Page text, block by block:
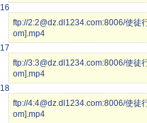
16
ftp://2:2@dz.dl1234.com:8006/使徒
om].mp4
17
ftp://3:3@dz.dl1234.com:8006/使徒
om].mp4
18
ftp://4:4@dz.dl1234.com:8006/使徒
om].mp4